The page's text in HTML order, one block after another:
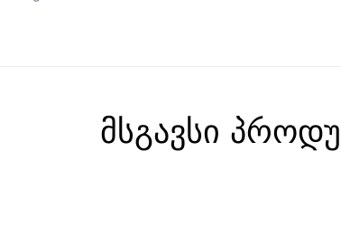
მსგავსი